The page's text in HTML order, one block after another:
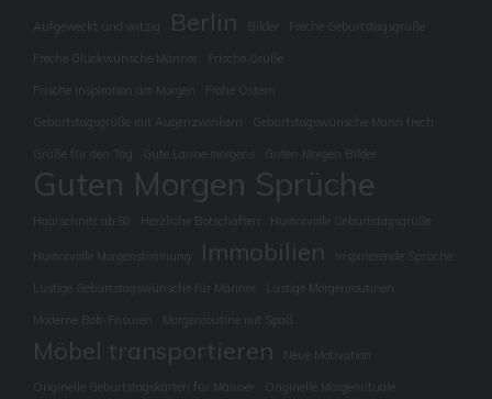
Aufgeweckt und witzig Berlin Bilder Freche Geburtstagsgrüße
Freche Glückwünsche Männer Frische Grüße
Frische Inspiration am Morgen Frohe Ostern
Geburtstagsgrüße mit Augenzwinkern Geburtstagswünsche Mann frech
Grüße für den Tag Gute Laune morgens Guten Morgen Bilder
Guten Morgen Sprüche
Haarschnitt ab 50 Herzliche Botschaften Humorvolle Geburtstagsgrüße
Humorvolle Morgenstimmung Immobilien Inspirierende Sprüche
Lustige Geburtstagswünsche für Männer Lustige Morgenroutinen
Moderne Bob-Frisuren Morgenroutine mit Spaß
Möbel transportieren Neue Motivation
Originelle Geburtstagskarten für Männer Originelle Morgenrituale